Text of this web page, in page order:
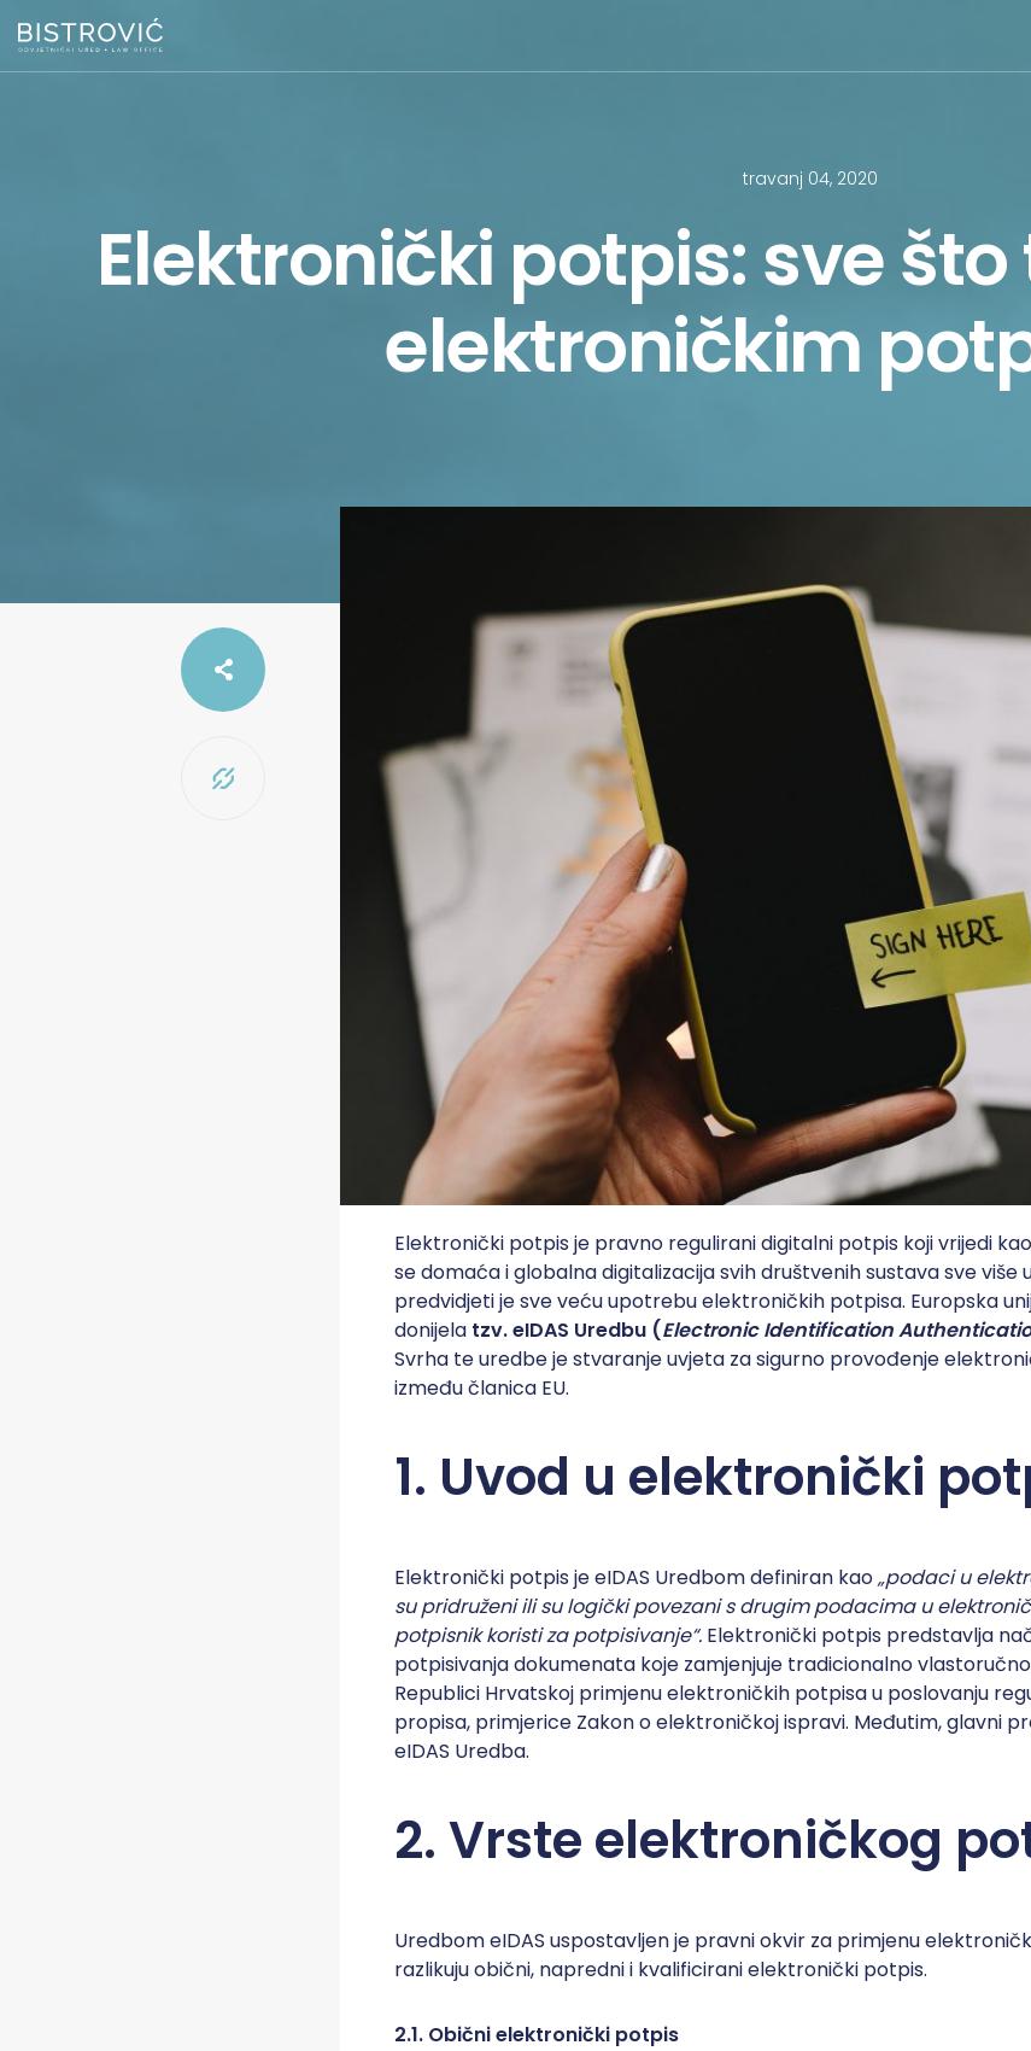
travanj 04, 2020
Elektronički potpis: sve
elektroničkim
Elektronički potpis je pravno regulirani digitalni potpis koji vrijedi
se domaća i globalna digitalizacija svih društvenih sustava sve više
predvidjeti je sve veću upotrebu elektroničkih potpisa. Europska
donijela tzv. eIDAS Uredbu (Electronic Identification
Svrha te uredbe je stvaranje uvjeta za sigurno provođenje
između članica EU.
1. Uvod u elektronički
Elektronički potpis je eIDAS Uredbom definiran kao„podaci u
su pridruženi ili su logički povezani s drugim podacima u
potpisnik koristi za potpisivanje“. Elektronički potpis predstavlja
potpisivanja dokumenata koje zamjenjuje tradicionalno
Republici Hrvatskoj primjenu elektroničkih potpisa u poslovanju
propisa, primjerice Zakon o elektroničkoj ispravi. Međutim, glavni
eIDAS Uredba.
2. Vrste elektroničkog
Uredbom eIDAS uspostavljen je pravni okvir za primjenu
razlikuju obični, napredni i kvalificirani elektronički potpis.
2.1. Obični elektronički potpis